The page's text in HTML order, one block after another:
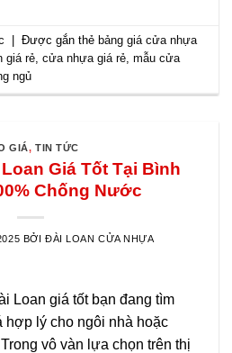
Được gắn thẻ bảng giá cửa nhựa
giá rẻ,cửa nhựa giá rẻ,mẫu cửa
ngủ
GIÁ,TIN TỨC
Giá Tốt Tại Bình
Chống Nước
BỞI ĐÀI LOAN CỬA NHỰA
Loan giá tốt bạn đang tìm
hợp lý cho ngôi nhà hoặc
vô vàn lựa chọn trên thị